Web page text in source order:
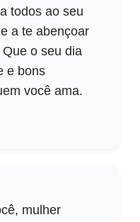
todos ao seu
a te abençoar
o seu dia
e bons
você ama.
mulher